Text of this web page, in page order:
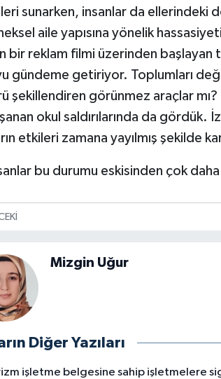
sunarken, insanlar da
aile yapısına yönelik
bir reklam filmi üzerinden başlayan
gündeme getiriyor. Toplumları
şekillendiren görünmez araçlar
okul saldırılarında da
etkileri zamana yayılmış şekilde
bu durumu eskisinden çok
Mizgin Uğur
Diğer Yazıları
işletme belgesine sahip işletmelere